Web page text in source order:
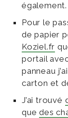
également.
Pour le
de papier
Koziel.fr
portail
panneau
carton et
J’ai trouvé
quedes